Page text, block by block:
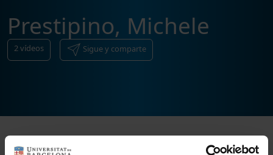
Prestipino, Michele
2vídeos Sigue y comparte